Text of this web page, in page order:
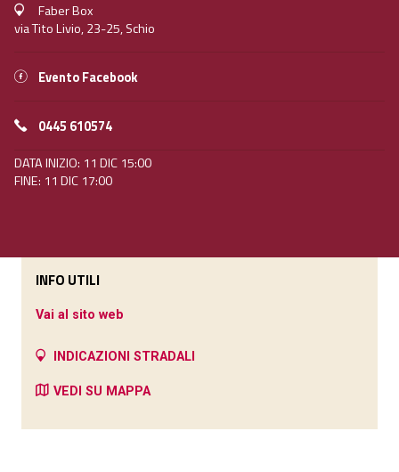
Faber Box
via Tito Livio, 23-25, Schio
Evento Facebook
0445 610574
DATA INIZIO: 11 DIC 15:00
FINE: 11 DIC 17:00
INFO UTILI
Vai al sito web
INDICAZIONI STRADALI
VEDI SU MAPPA